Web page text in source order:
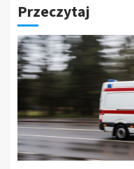
Przeczytaj